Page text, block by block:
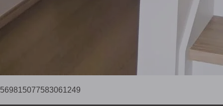
569815077583061249